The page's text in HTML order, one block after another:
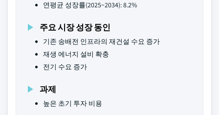
연평균 성장률(2025~2034): 8.2%
주요 시장 성장 동인
기존 송배전 인프라의 재건설 수요 증가
재생 에너지 설비 확충
전기 수요 증가
과제
높은 초기 투자 비용